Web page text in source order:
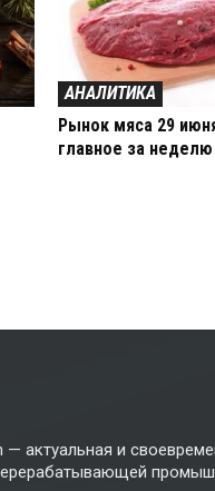
АНАЛИТИКА
Рынок мяса 29
главное за неделю
актуальная и